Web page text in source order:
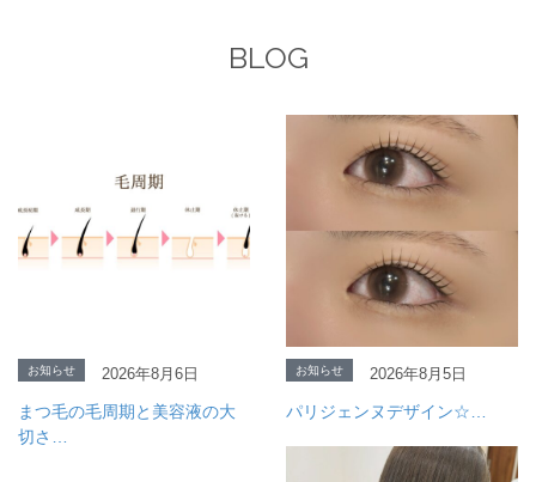
BLOG
お知らせ 2026年8月6日
まつ毛の毛周期と美容液の大
切さ…
お知らせ 2026年8月5日
パリジェンヌデザイン☆…